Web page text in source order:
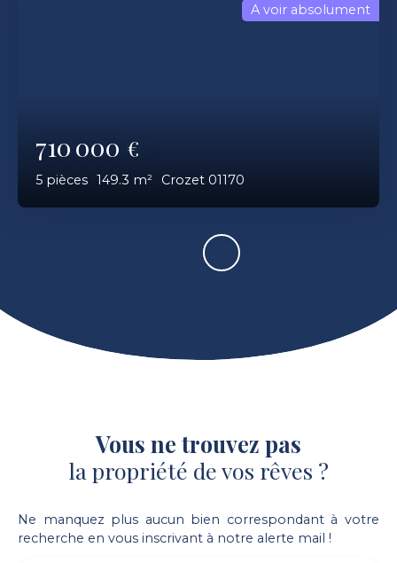
710 000 €
5 pièces 149.3 m² Crozet 01170
A voir absolument
Vous ne trouvez pas
la propriété de vos rêves ?
Ne manquez plus aucun bien correspondant à votre
recherche en vous inscrivant à notre alerte mail !